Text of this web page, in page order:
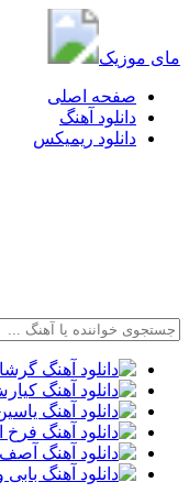
مای موزیک
صفحه اصلی
دانلود آهنگ
دانلود ریمیکس